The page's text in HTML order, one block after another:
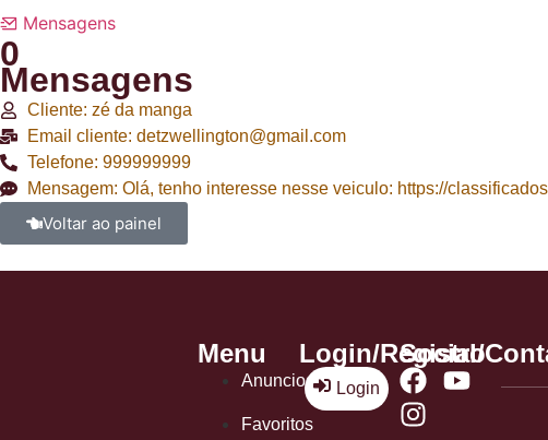
Mensagens
0
Mensagens
Cliente: zé da manga
Email cliente: detzwellington@gmail.com
Telefone: 999999999
Mensagem: Olá, tenho interesse nesse veiculo: https://
Voltar ao painel
Menu
Anuncios
Favoritos
Login/Registro
Login
Social/